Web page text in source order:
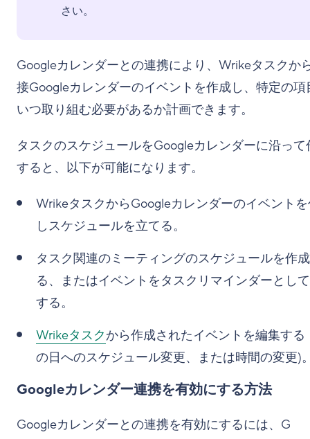
さい。
Googleカレンダーとの連携により、Wrikeタスクか
接Googleカレンダーのイベントを作成し、特定の項
いつ取り組む必要があるか計画できます。
タスクのスケジュールをGoogleカレンダーに沿って
すると、以下が可能になります。
WrikeタスクからGoogleカレンダーのイベント
しスケジュールを立てる。
タスク関連のミーティングのスケジュールを作
る、またはイベントをタスクリマインダーとし
する。
Wrikeタスクから作成されたイベントを編集する
の日へのスケジュール変更、または時間の変更)
Googleカレンダー連携を有効にする方法
Googleカレンダーとの連携を有効にするには、G